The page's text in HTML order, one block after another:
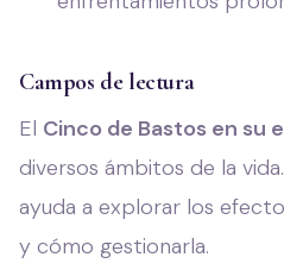
Campos de lectura
El Cinco de Bastos en su
diversos ámbitos de la
ayuda a explorar los
y cómo gestionarla.